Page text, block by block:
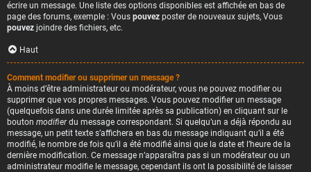
écrire un message. Une liste des options disponibles est affichée en bas de
page des forums, exemple : Vous pouvez poster de nouveaux sujets, Vous
pouvez joindre des fichiers, etc.
Haut
Comment modifier ou supprimer un message ?
À moins d’être administrateur ou modérateur, vous ne pouvez modifier ou
supprimer que vos propres messages. Vous pouvez modifier un message
(quelquefois dans une durée limitée après sa publication) en cliquant sur le
bouton modifierdu message correspondant. Si quelqu’un a déjà répondu au
message, un petit texte s’affichera en bas du message indiquant qu’il a été
modifié, le nombre de fois qu’il a été modifié ainsi que la date et l’heure de la
dernière modification. Ce message n’apparaîtra pas si un modérateur ou un
administrateur modifie le message, cependant ils ont la possibilité de laisser